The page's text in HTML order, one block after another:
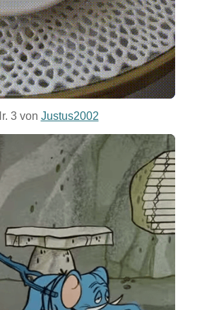
3 von Justus2002